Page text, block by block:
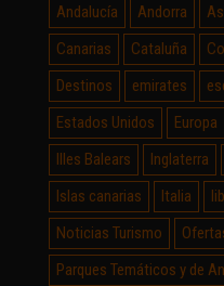
Andalucía
Andorra
Canarias
Cataluña
Destinos
emirates
Estados Unidos
Europa
Illes Balears
Inglaterra
Islas canarias
Italia
Noticias Turismo
Parques Temáticos y de